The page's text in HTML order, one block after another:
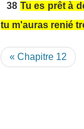
38 Tu es prêt à
tu m'auras renié
« Chapitre 12